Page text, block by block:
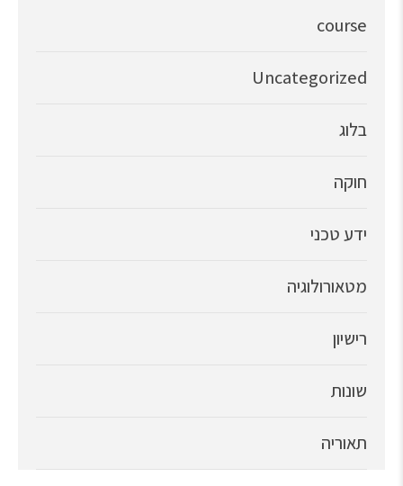
course
Uncategorized
בלוג
חוקה
ידע טכני
מטאורולוגיה
רישיון
שונות
תאוריה